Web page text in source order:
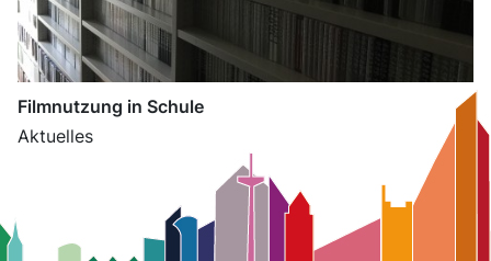
Filmnutzung in Schule
Aktuelles